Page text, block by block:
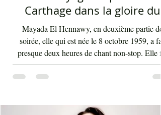
Mayada et Mouhamad Khairy
font voyager le public de
Carthage dans la gloire du
chant et de la musique
Mayada El Hennawy, en deuxième partie de
soirée, elle qui est née le 8 octobre 1959, a fait
meilleurs musiciens du pays qui s'exécutaient